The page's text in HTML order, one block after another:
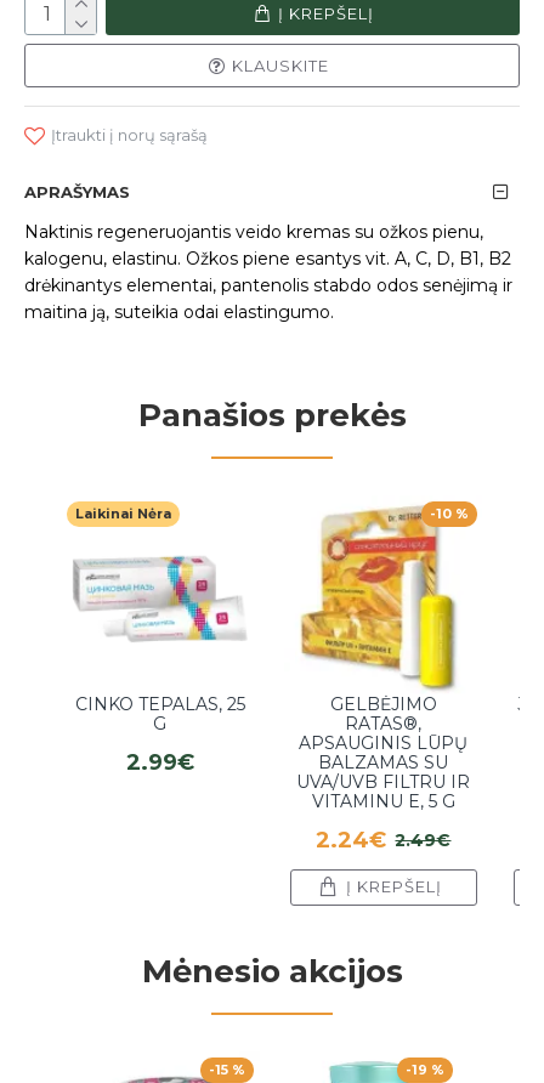
Į KREPŠELĮ
KLAUSKITE
Įtraukti į norų sąrašą
APRAŠYMAS
Naktinis regeneruojantis veido kremas su ožkos pienu,
kalogenu, elastinu. Ožkos piene esantys vit. A, C, D, B1, B2
drėkinantys elementai, pantenolis stabdo odos senėjimą ir
maitina ją, suteikia odai elastingumo.
Panašios prekės
Laikinai Nėra
CINKO TEPALAS, 25
G
2.99€
-10 %
GELBĖJIMO
RATAS®,
APSAUGINIS LŪPŲ
BALZAMAS SU
UVA/UVB FILTRU IR
VITAMINU E, 5 G
2.24€ 2.49€
Į KREPŠELĮ
Mėnesio akcijos
-15 % -19 %